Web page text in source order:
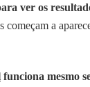
ver os
começam a
funciona mesmo